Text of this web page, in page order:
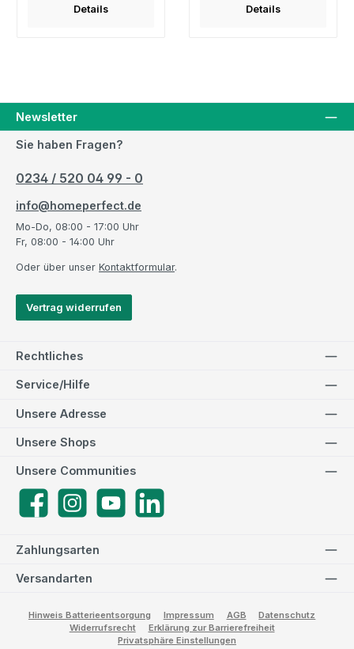
Details Details
Newsletter
Sie haben Fragen?
0234 / 520 04 99 - 0
info@homeperfect.de
Mo-Do, 08:00 - 17:00 Uhr
Fr, 08:00 - 14:00 Uhr
Oder über unser Kontaktformular.
Vertrag widerrufen
Rechtliches
Service/Hilfe
Zahlungsarten
Versandarten
Unsere Adresse
Unsere Communities
FacebookInstagramYouTube LinkedIn
Unsere Shops
Hinweis Batterieentsorgung Impressum AGB
Datenschutz
Widerrufsrecht
Erklärung zur Barrierefreiheit
Privatsphäre Einstellungen